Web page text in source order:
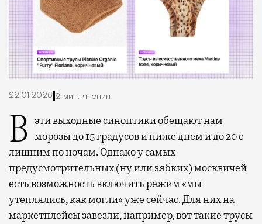
22.01.2026 2 мин. чтения
В эти выходные синоптики обещают нам морозы до 15 градусов и ниже днем и до 20 с
лишним по ночам. Однако у самых
предусмотрительных (ну или зябких) москвичей
есть возможность включить режим «мы
утеплялись, как могли» уже сейчас. Для них на
маркетплейсы завезли, например, вот такие трусы